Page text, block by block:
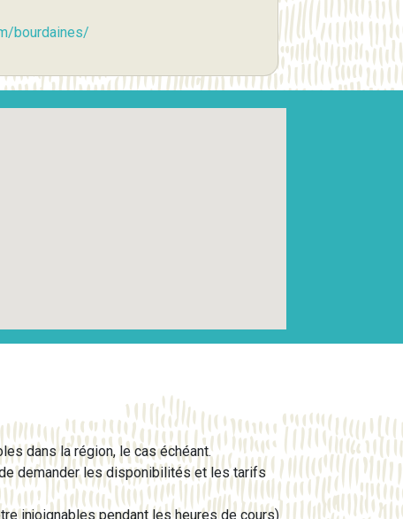
bourdaines/
dans la région, le cas échéant.
demander les disponibilités et les tarifs
injoignables pendant les heures de cours)